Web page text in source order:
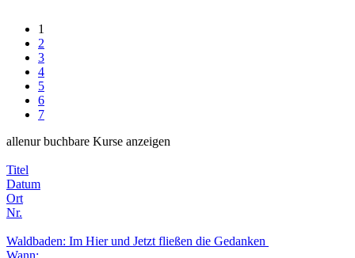
1
2
3
4
5
6
7
allenur buchbare Kurse anzeigen
Titel
Datum
Ort
Nr.
Waldbaden: Im Hier und Jetzt fließen die Gedanken
Wann: